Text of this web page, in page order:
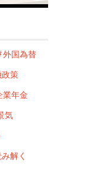
外国為替
政策
業年金
気
解く